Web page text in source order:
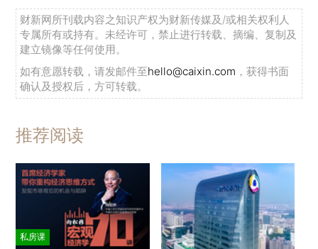
财新网所刊载内容之知识产权为财新传媒及/或相关权利人
专属所有或持有。未经许可，禁止进行转载、摘编、复制及
建立镜像等任何使用。
如有意愿转载，请发邮件至hello@caixin.com ，获得书面
确认及授权后，方可转载。
推荐阅读
私房课